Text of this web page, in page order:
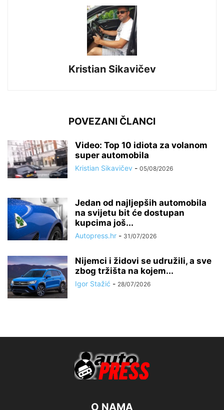
Kristian Sikavičev
POVEZANI ČLANCI
Video: Top 10 idiota za volanom
super automobila
Kristian Sikavičev - 05/08/2026
Jedan od najljepših automobila
na svijetu bit će dostupan
kupcima još...
Autopress.hr - 31/07/2026
Nijemci i židovi se udružili, a sve
zbog tržišta na kojem...
Igor Stažić - 28/07/2026
O NAMA